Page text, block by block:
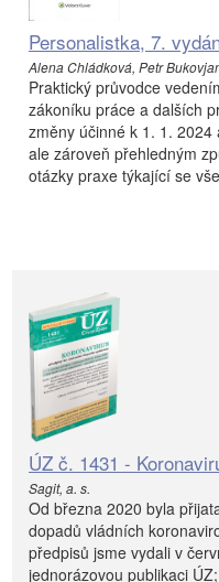
Personalistka, 7.
Alena Chládková, Petr
Praktický průvodce
zákoníku práce a dalších
změny účinné k 1. 1.
ale zároveň přehledným
otázky praxe týkající se
ÚZ č. 1431 -
Sagit, a. s.
Od března 2020 byla
dopadů vládních
předpisů jsme vydali v
jednorázovou publikaci